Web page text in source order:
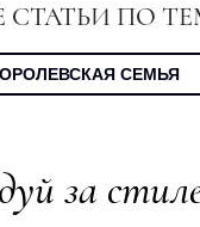
СТАТЬИ ПО
СЕМЬЯ
за